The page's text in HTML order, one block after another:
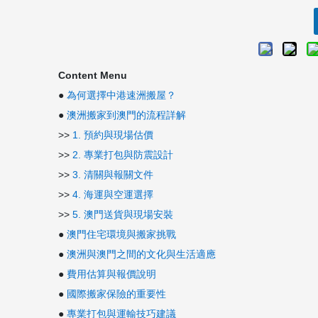
Content Menu
● 為何選擇中港速洲搬屋？
● 澳洲搬家到澳門的流程詳解
>> 1. 預約與現場估價
>> 2. 專業打包與防震設計
>> 3. 清關與報關文件
>> 4. 海運與空運選擇
>> 5. 澳門送貨與現場安裝
● 澳門住宅環境與搬家挑戰
● 澳洲與澳門之間的文化與生活適應
● 費用估算與報價說明
● 國際搬家保險的重要性
● 專業打包與運輸技巧建議